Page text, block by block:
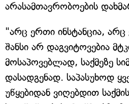
არასამთავრობოების
"არც ერთი ინსტანცია,
შანსი არ დაგვიტოვებია
მოსაპოვებლად, საქმეზე
დასადგენად. საპასუხოდ
უწყებიდან ვიღებდით